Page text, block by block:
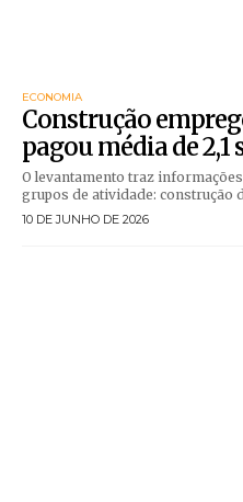
ECONOMIA
Construção
pagou média de
O levantamento traz
grupos de atividade: construção
10 DE JUNHO DE 2026